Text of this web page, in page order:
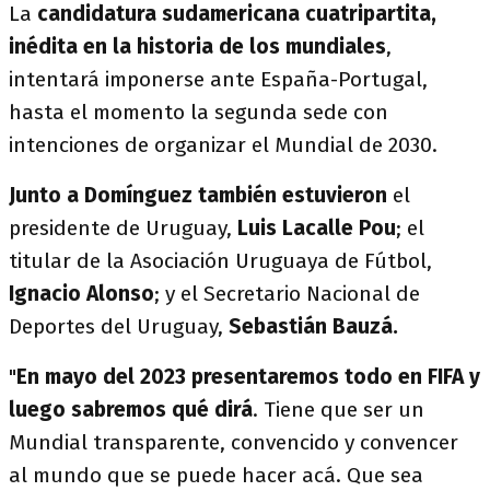
La candidatura sudamericana cuatripartita,
inédita en la historia de los mundiales,
intentará imponerse ante España-Portugal,
hasta el momento la segunda sede con
intenciones de organizar el Mundial de 2030.
Junto a Domínguez también estuvieron el
presidente de Uruguay, Luis Lacalle Pou; el
titular de la Asociación Uruguaya de Fútbol,
Ignacio Alonso; y el Secretario Nacional de
Deportes del Uruguay, Sebastián Bauzá.
"En mayo del 2023 presentaremos todo en FIFA y
luego sabremos qué dirá. Tiene que ser un
Mundial transparente, convencido y convencer
al mundo que se puede hacer acá. Que sea